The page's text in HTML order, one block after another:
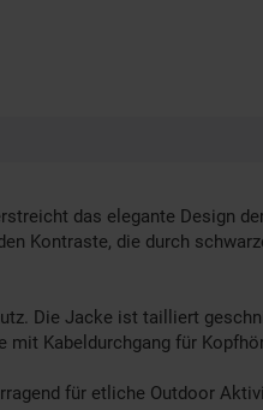
das elegante Design
Kontraste, die durch
Die Jacke ist tailliert
Kabeldurchgang für
für etliche Outdoor